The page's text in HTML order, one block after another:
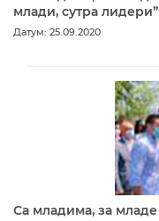
млади, сутра лидери”
Датум: 25.09.2020
Са младима, за